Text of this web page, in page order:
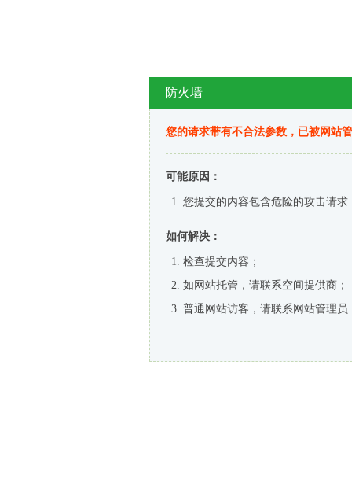
防火墙
您的请求带有不合法参数，已被网站
可能原因：
您提交的内容包含危险的攻击请求
如何解决：
检查提交内容；
如网站托管，请联系空间提供商；
普通网站访客，请联系网站管理员